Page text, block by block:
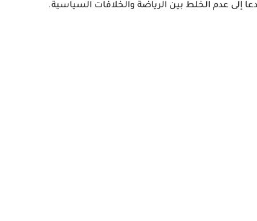
إلى عدم الخلط بين الرياضة والخلافات السياسية.